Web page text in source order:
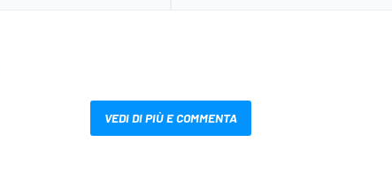
VEDI DI PIÙ E COMMENTA